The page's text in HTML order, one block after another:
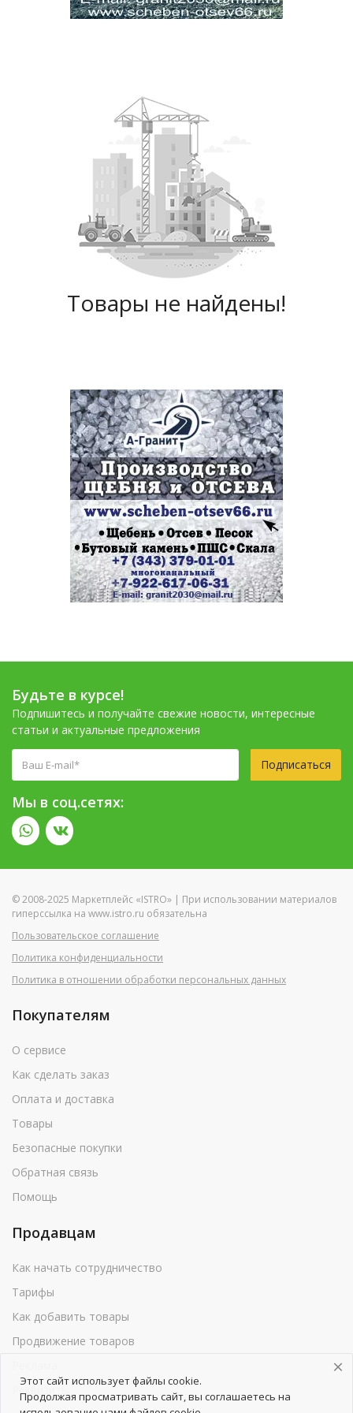
Товары не найдены!
Будьте в курсе!
Подпишитесь и получайте свежие новости, интересные
статьи и актуальные предложения
Подписаться
Мы в соц.сетях:
© 2008-2025 Маркетплейс «ISTRO» | При использовании материалов
гиперссылка на www.istro.ru обязательна
Пользовательское соглашение
Политика конфиденциальности
Политика в отношении обработки персональных данных
Покупателям
О сервисе
Как сделать заказ
Оплата и доставка
Товары
Безопасные покупки
Обратная связь
Помощь
Продавцам
Как начать сотрудничество
Тарифы
Как добавить товары
Продвижение товаров
Реквизиты
Этот сайт использует файлы cookie.
Продолжая просматривать сайт, вы соглашаетесь на